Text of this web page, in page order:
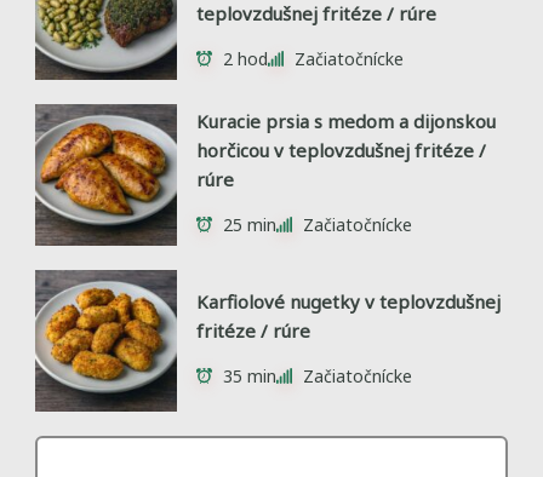
teplovzdušnej fritéze / rúre
2 hod Začiatočnícke
Kuracie prsia s medom a dijonskou
horčicou v teplovzdušnej fritéze /
rúre
25 min Začiatočnícke
Karfiolové nugetky v teplovzdušnej
fritéze / rúre
35 min Začiatočnícke